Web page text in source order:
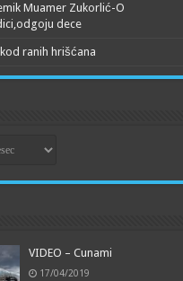
Muamer Zukorlić-O
dece
ranih hrišćana
VIDEO – Cunami
17/04/2019